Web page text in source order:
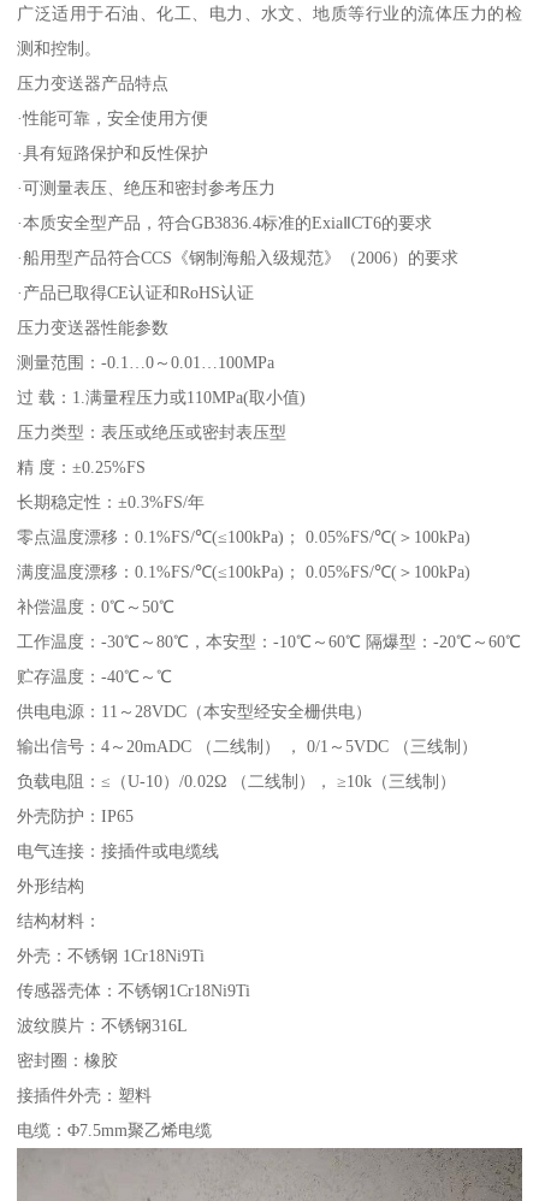
广泛适用于石油、化工、电力、水文、地质等行业的流体压力的检
测和控制。
压力变送器产品特点
·性能可靠，安全使用方便
·具有短路保护和反性保护
·可测量表压、绝压和密封参考压力
·本质安全型产品，符合GB3836.4标准的ExiaⅡCT6的要求
·船用型产品符合CCS《钢制海船入级规范》（2006）的要求
·产品已取得CE认证和RoHS认证
压力变送器性能参数
测量范围：-0.1…0～0.01…100MPa
过 载：1.满量程压力或110MPa(取小值)
压力类型：表压或绝压或密封表压型
精 度：±0.25%FS
长期稳定性：±0.3%FS/年
零点温度漂移：0.1%FS/℃(≤100kPa)； 0.05%FS/℃(＞100kPa)
满度温度漂移：0.1%FS/℃(≤100kPa)； 0.05%FS/℃(＞100kPa)
补偿温度：0℃～50℃
工作温度：-30℃～80℃，本安型：-10℃～60℃ 隔爆型：-20℃～60℃
贮存温度：-40℃～℃
供电电源：11～28VDC（本安型经安全栅供电）
输出信号：4～20mADC （二线制） ， 0/1～5VDC （三线制）
负载电阻：≤（U-10）/0.02Ω （二线制）， ≥10k（三线制）
外壳防护：IP65
电气连接：接插件或电缆线
外形结构
结构材料：
外壳：不锈钢 1Cr18Ni9Ti
传感器壳体：不锈钢1Cr18Ni9Ti
波纹膜片：不锈钢316L
密封圈：橡胶
接插件外壳：塑料
电缆：Φ7.5mm聚乙烯电缆